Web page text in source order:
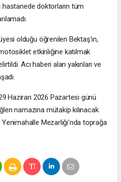
hastanede doktorların tüm
olduğu öğrenilen Bektaş’ın,
etkinliğine katılmak
Acı haberi alan yakınları ve
Haziran 2026 Pazartesi günü
namazına mütakip kılınacak
Mezarlığı’nda toprağa